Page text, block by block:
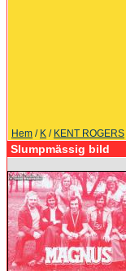
Hem / K / KENT ROGERS
Slumpmässig bild